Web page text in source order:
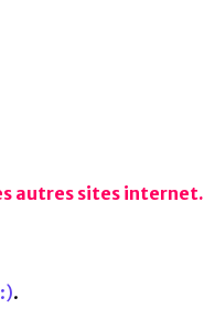
autres sites internet.
.